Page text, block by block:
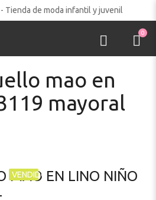
0
mao en
mayoral
VENDIDO
MAO EN LINO NIÑO